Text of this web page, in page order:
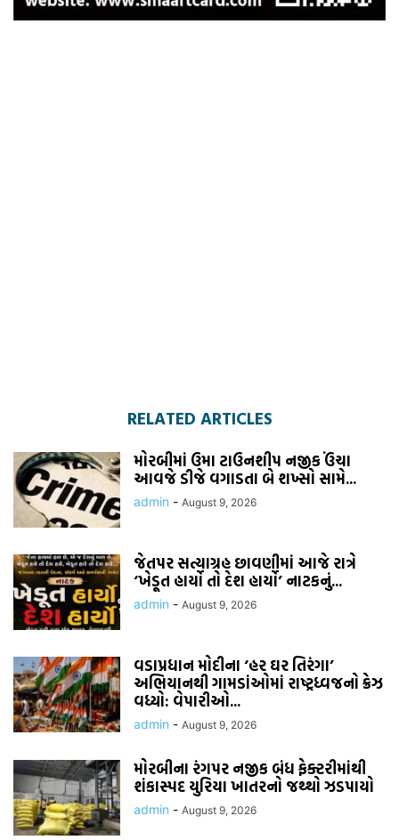
RELATED ARTICLES
મોરબીમાં ઉમા ટાઉનશીપ નજીક ઉંચા
આવજે ડીજે વગાડતા બે શખ્સો સામે...
admin - August 9, 2026
જેતપર સત્યાગ્રહ છાવણીમાં આજે રાત્રે
‘ખેડૂત હાર્યો તો દેશ હાર્યો’ નાટકનું...
admin - August 9, 2026
વડાપ્રધાન મોદીના ‘હર ઘર તિરંગા’
અભિયાનથી ગામડાંઓમાં રાષ્ટ્રધ્વજનો ક્રેઝ
વધ્યો: વેપારીઓ...
admin - August 9, 2026
મોરબીના રંગપર નજીક બંધ ફેક્ટરીમાંથી
શંકાસ્પદ યુરિયા ખાતરનો જથ્થો ઝડપાયો
admin - August 9, 2026